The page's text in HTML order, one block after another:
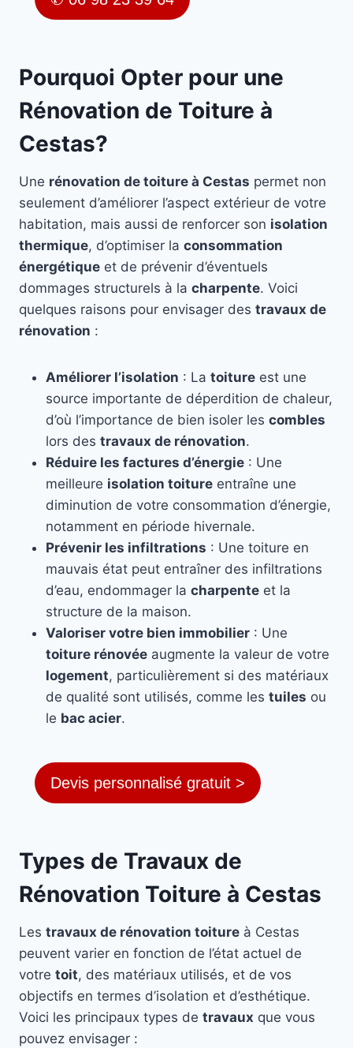
Pourquoi Opter pour une
Rénovation de Toiture à
Cestas?
Une rénovation de toiture à Cestas permet non
seulement d’améliorer l’aspect extérieur de votre
habitation, mais aussi de renforcer son isolation
thermique, d’optimiser la consommation
énergétique et de prévenir d’éventuels
dommages structurels à la charpente. Voici
quelques raisons pour envisager des travaux de
rénovation :
Améliorer l’isolation : La toiture est une
source importante de déperdition de chaleur,
d’où l’importance de bien isoler les combles
lors des travaux de rénovation.
Réduire les factures d’énergie : Une
meilleure isolation toiture entraîne une
diminution de votre consommation d’énergie,
notamment en période hivernale.
Prévenir les infiltrations : Une toiture en
mauvais état peut entraîner des infiltrations
d’eau, endommager la charpente et la
structure de la maison.
Valoriser votre bien immobilier : Une
toiture rénovée augmente la valeur de votre
logement, particulièrement si des matériaux
de qualité sont utilisés, comme les tuiles ou
le bac acier.
Devis personnalisé gratuit >
Types de Travaux de
Rénovation Toiture à Cestas
Les travaux de rénovation toiture à Cestas
peuvent varier en fonction de l’état actuel de
votre toit, des matériaux utilisés, et de vos
objectifs en termes d’isolation et d’esthétique.
Voici les principaux types de travaux que vous
pouvez envisager :